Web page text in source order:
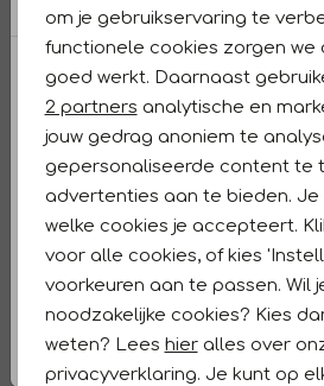
/2
Olymp
130084-Hemden 00
1/2
Olymp
79,95
/2
89,95
/1
Olymp
1230/24 Hemden
79,95
1/1
79,95
Personalisatie cookies
Analytische cookies
Marketing cookies
om je gebruikservaring te
functionele cookies zorgen we
goed werkt. Daarnaast
2 partners analytische en
jouw gedrag anoniem te
gepersonaliseerde content te
advertenties aan te bieden.
welke cookies je accepteert.
voor alle cookies, of kies
voorkeuren aan te passen. Wil
noodzakelijke cookies? Kies
weten? Lees hieralles over
privacyverklaring. Je kunt op